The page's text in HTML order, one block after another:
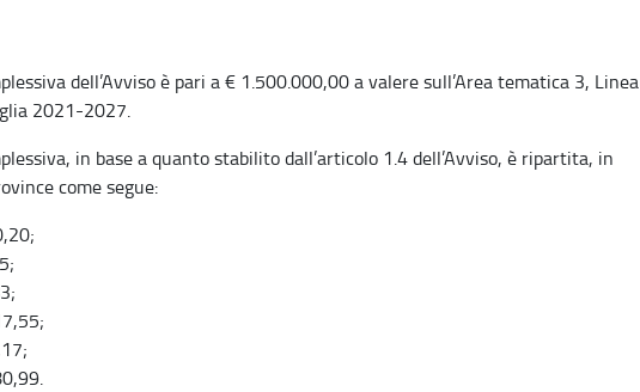
dell’Avviso è pari a € 1.500.000,00 a valere sull’Area tematica 3, Linea
2021-2027.
in base a quanto stabilito dall’articolo 1.4 dell’Avviso, è ripartita, in
come segue: